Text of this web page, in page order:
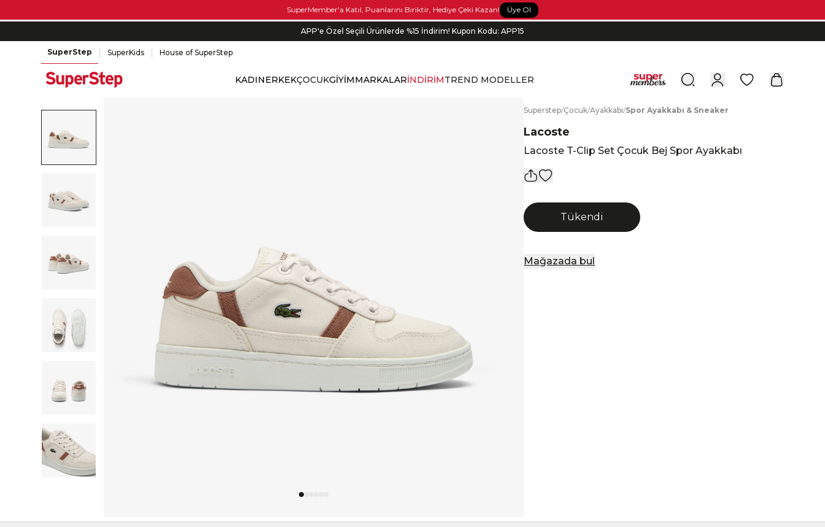
SuperMember'a Katıl, Puanlarını Biriktir, Hediye Çeki Kazan! Üye Ol
APP'e Özel Seçili Ürünlerde %15 İndirim! Kupon Kodu: APP15
Bonus kartlara özel vade farksız taksit seçenekleri!
SuperStep
SuperKids House of SuperStep
KADINERKEKÇOCUKGİYİMMARKALARİNDİRİMTREND MODELLER 0
Superstep/Çocuk/Ayakkabı/Spor Ayakkabı & Sneaker
Lacoste
Lacoste T-Clip Set Çocuk Bej Spor Ayakkabı
Tükendi
Mağazada bul